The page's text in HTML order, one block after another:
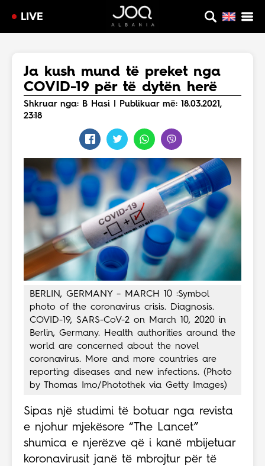
LIVE
Ja kush mund të preket nga
COVID-19 për të dytën herë
Shkruar nga: B Hasi | Publikuar më: 18.03.2021,
23:18
BERLIN, GERMANY – MARCH 10 :Symbol
photo of the coronavirus crisis. Diagnosis.
COVID-19, SARS-CoV-2 on March 10, 2020 in
Berlin, Germany. Health authorities around the
world are concerned about the novel
coronavirus. More and more countries are
reporting diseases and new infections. (Photo
by Thomas Imo/Photothek via Getty Images)
Sipas një studimi të botuar nga revista
e njohur mjekësore “The Lancet”
shumica e njerëzve që i kanë mbijetuar
koronavirusit janë të mbrojtur për të